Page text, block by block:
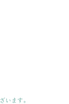
います。